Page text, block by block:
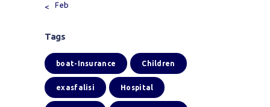
« Feb
Tags
boat-Insurance Children
exasfalisi Hospital